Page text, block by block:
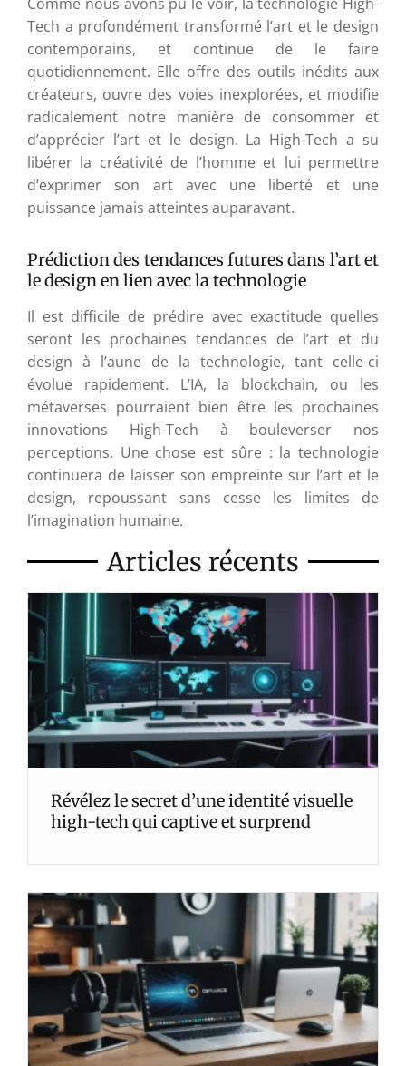
Tech a profondément transformé l’art et le design
contemporains, et continue de le faire
quotidiennement. Elle offre des outils inédits aux
créateurs, ouvre des voies inexplorées, et modifie
radicalement notre manière de consommer et
d’apprécier l’art et le design. La High-Tech a su
libérer la créativité de l’homme et lui permettre
d’exprimer son art avec une liberté et une
puissance jamais atteintes auparavant.
Prédiction des tendances futures dans l’art et
le design en lien avec la technologie
Il est difficile de prédire avec exactitude quelles
seront les prochaines tendances de l’art et du
design à l’aune de la technologie, tant celle-ci
évolue rapidement. L’IA, la blockchain, ou les
métaverses pourraient bien être les prochaines
innovations High-Tech à bouleverser nos
perceptions. Une chose est sûre : la technologie
continuera de laisser son empreinte sur l’art et le
design, repoussant sans cesse les limites de
l’imagination humaine.
Articles récents
Révélez le secret d’une identité visuelle
high-tech qui captive et surprend